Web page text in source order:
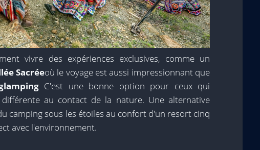
vivre des expériences exclusives, comme un
Sacréeoù le voyage est aussi impressionnant que
C'est une bonne option pour ceux qui
au contact de la nature. Une alternative
camping sous les étoiles au confort d'un resort cinq
avec l'environnement.